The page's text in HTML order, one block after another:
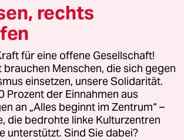
rechts
für eine offene Gesellschaft!
brauchen Menschen, die sich gegen
einsetzen, unsere Solidarität.
Prozent der Einnahmen aus
an „Alles beginnt im Zentrum“ –
die bedrohte linke Kulturzentren
unterstützt. Sind Sie dabei?